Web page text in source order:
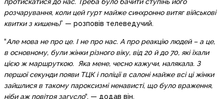
протискатися до нас. Треба було бачити ступінь його
розчарування, коли цей гурт майже синхронно витяг військові
квитки з кишень)” — розповів телеведучий.
“Але мова не про це. І не про нас. А про реакцію людей – а це,
в основному, були жінки різного віку, від 20 й до 70, які їхали
цією ж маршруткою. Яка мене, чесно кажучи, налякала. З
першої секунди появи ТЦК і поліції в салоні майже всі ці жінки
зайшлися в такому пароксизмі ненависті, що було враження,
ніби аж повітря загусло“, — додав він.